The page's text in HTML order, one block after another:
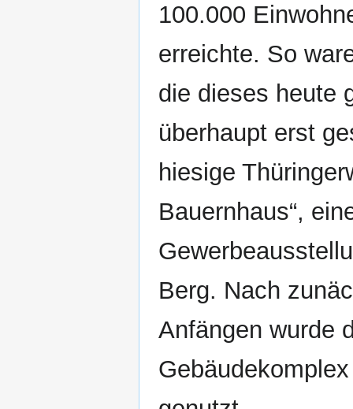
100.000
erreichte. So
die dieses heute
überhaupt erst
hiesige
Bauernhaus“,
Berg. Nach
Anfängen wurde